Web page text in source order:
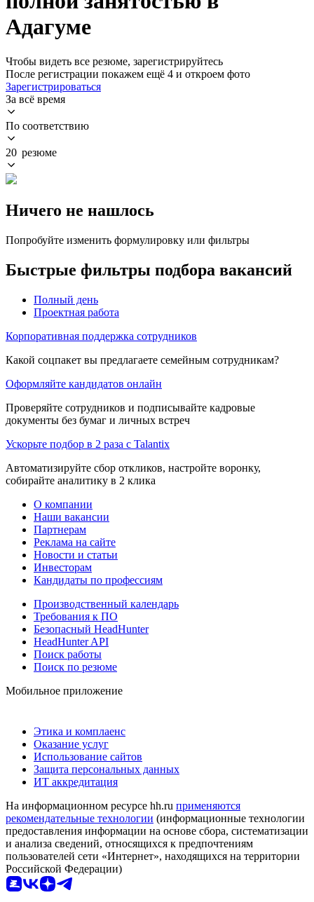
Адагуме
Чтобы видеть все резюме, зарегистрируйтесь
После регистрации покажем ещё 4 и откроем фото
Зарегистрироваться
За всё время
По соответствию
20 резюме
Ничего не нашлось
Попробуйте изменить формулировку или фильтры
Быстрые фильтры подбора вакансий
Полный день
Проектная работа
Корпоративная поддержка сотрудников
Какой соцпакет вы предлагаете семейным сотрудникам?
Оформляйте кандидатов онлайн
Проверяйте сотрудников и подписывайте кадровые
документы без бумаг и личных встреч
Ускорьте подбор в 2 раза с Talantix
Автоматизируйте сбор откликов, настройте воронку,
собирайте аналитику в 2 клика
О компании
Наши вакансии
Партнерам
Реклама на сайте
Новости и статьи
Инвесторам
Кандидаты по профессиям
Производственный календарь
Требования к ПО
Безопасный HeadHunter
HeadHunter API
Поиск работы
Поиск по резюме
Мобильное приложение
Этика и комплаенс
Оказание услуг
Использование сайтов
Защита персональных данных
ИТ аккредитация
На информационном ресурсе hh.ru применяются
рекомендательные технологии (информационные технологии
предоставления информации на основе сбора, систематизации
и анализа сведений, относящихся к предпочтениям
пользователей сети «Интернет», находящихся на территории
Российской Федерации)